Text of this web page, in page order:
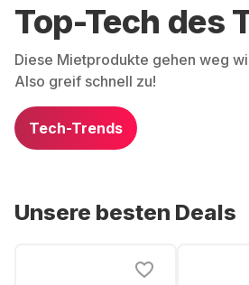
Top-Tech des
Diese Mietprodukte gehen weg
Also greif schnell zu!
Tech-Trends
Unsere besten Deals